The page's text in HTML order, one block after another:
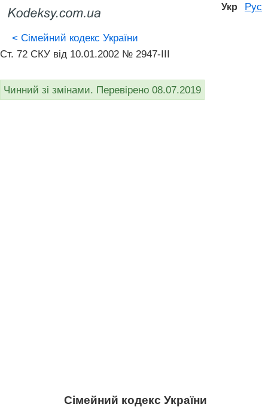
Укр Рус
< Сімейний кодекс України
Ст. 72 СКУ від 10.01.2002 № 2947-III
Чинний зі змінами. Перевірено 08.07.2019
Сімейний кодекс України